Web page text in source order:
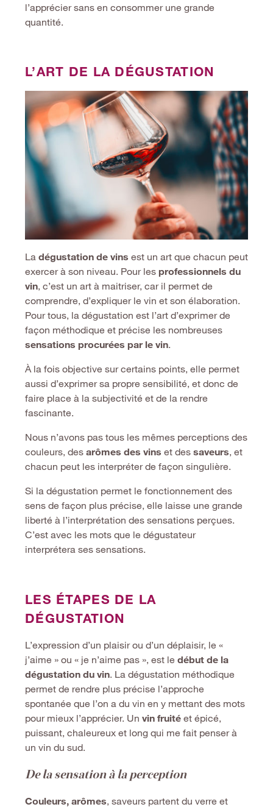
l’apprécier sans en consommer une grande
quantité.
L’ART DE LA DÉGUSTATION
La dégustation de vins est un art que chacun peut
exercer à son niveau. Pour les professionnels du
vin, c’est un art à maitriser, car il permet de
comprendre, d’expliquer le vin et son élaboration.
Pour tous, la dégustation est l’art d’exprimer de
façon méthodique et précise les nombreuses
sensations procurées par le vin.
À la fois objective sur certains points, elle permet
aussi d’exprimer sa propre sensibilité, et donc de
faire place à la subjectivité et de la rendre
fascinante.
Nous n’avons pas tous les mêmes perceptions des
couleurs, des arômes des vins et des saveurs, et
chacun peut les interpréter de façon singulière.
Si la dégustation permet le fonctionnement des
sens de façon plus précise, elle laisse une grande
liberté à l’interprétation des sensations perçues.
C’est avec les mots que le dégustateur
interprétera ses sensations.
LES ÉTAPES DE LA
DÉGUSTATION
L’expression d’un plaisir ou d’un déplaisir, le «
j’aime » ou « je n’aime pas », est le début de la
dégustation du vin . La dégustation méthodique
permet de rendre plus précise l’approche
spontanée que l’on a du vin en y mettant des mots
pour mieux l’apprécier. Un vin fruite et épicé,
puissant, chaleureux et long qui me fait penser à
un vin du sud.
De la sensation à la perception
Couleurs, arômes , saveurs partent du verre et